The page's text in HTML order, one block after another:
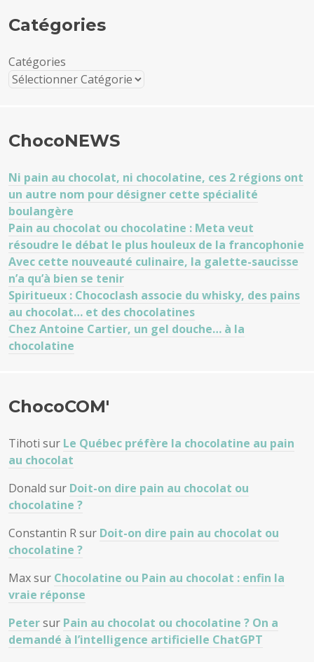
Catégories
Catégories
ChocoNEWS
Ni pain au chocolat, ni chocolatine, ces 2 régions ont
un autre nom pour désigner cette spécialité
boulangère
Pain au chocolat ou chocolatine : Meta veut
résoudre le débat le plus houleux de la francophonie
Avec cette nouveauté culinaire, la galette-saucisse
n’a qu’à bien se tenir
Spiritueux : Chococlash associe du whisky, des pains
au chocolat… et des chocolatines
Chez Antoine Cartier, un gel douche… à la
chocolatine
ChocoCOM'
Tihoti sur Le Québec préfère la chocolatine au pain
au chocolat
Donald sur Doit-on dire pain au chocolat ou
chocolatine ?
Constantin Rsur Doit-on dire pain au chocolat ou
chocolatine ?
Maxsur Chocolatine ou Pain au chocolat : enfin la
vraie réponse
Petersur Pain au chocolat ou chocolatine ? On a
demandé à l’intelligence artificielle ChatGPT